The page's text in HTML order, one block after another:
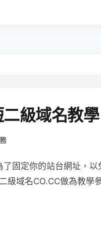
級域名教學
固定你的站台網址，
級域名CO.CC做為教學